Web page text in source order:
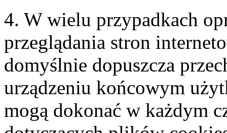
4. W wielu przypadkach
przeglądania stron
domyślnie dopuszcza
urządzeniu końcowym
mogą dokonać w każdym